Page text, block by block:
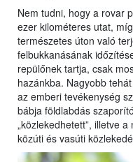
Nem tudni, hogy a rovar
ezer kilométeres utat,
természetes úton való
felbukkanásának
repülőnek tartja, csak
hazánkba. Nagyobb
az emberi tevékenység
bábja földlabdás
„közlekedhetett”, illetve
közúti és vasúti